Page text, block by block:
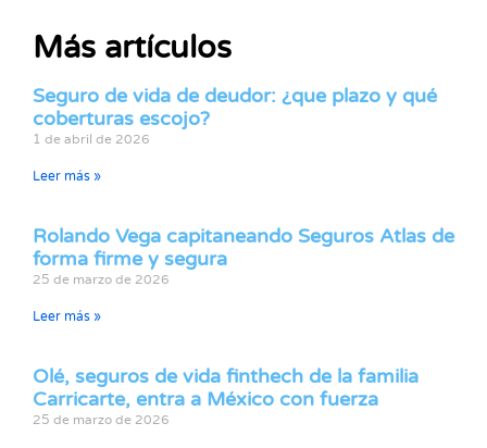
Más artículos
Seguro de vida de deudor: ¿que plazo y qué
coberturas escojo?
1 de abril de 2026
Leer más »
Rolando Vega capitaneando Seguros Atlas de
forma firme y segura
25 de marzo de 2026
Leer más »
Olé, seguros de vida finthech de la familia
Carricarte, entra a México con fuerza
25 de marzo de 2026